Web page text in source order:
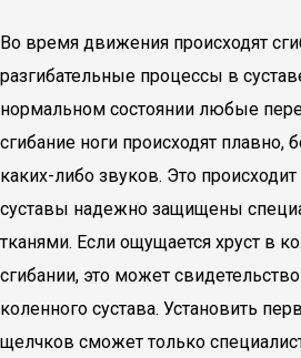
Во время движения происходят
разгибательные процессы в
нормальном состоянии любые
сгибание ноги происходят плавно,
каких-либо звуков. Это происходит
суставы надежно защищены
тканями. Если ощущается хруст в
сгибании, это может
коленного сустава. Установить
щелчков сможет только